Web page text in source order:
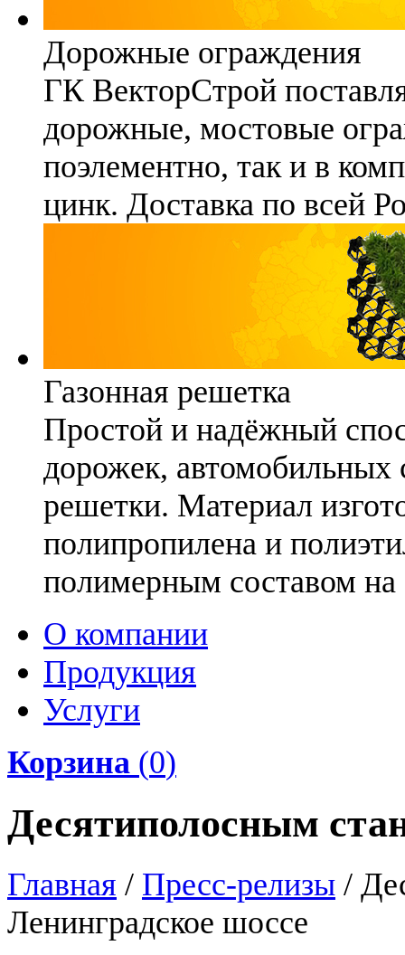
Дорожные ограждения
ГК ВекторСтрой
дорожные, мостовые
поэлементно, так и в
цинк. Доставка по всей
Газонная решетка
Простой и надёжный
дорожек, автомобильных
решетки. Материал
полипропилена и
полимерным составом на
О компании
Продукция
Услуги
Корзина (0)
Десятиполосным
Главная / Пресс-релизы /
Ленинградское шоссе